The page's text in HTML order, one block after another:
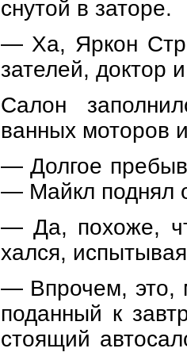
снутой в заторе.
— Ха, Яркон
зателей, доктор
Салон
ванных моторов
— Долгое
— Майкл поднял
— Да, похоже,
хался,
— Впрочем, это,
поданный к
стоящий